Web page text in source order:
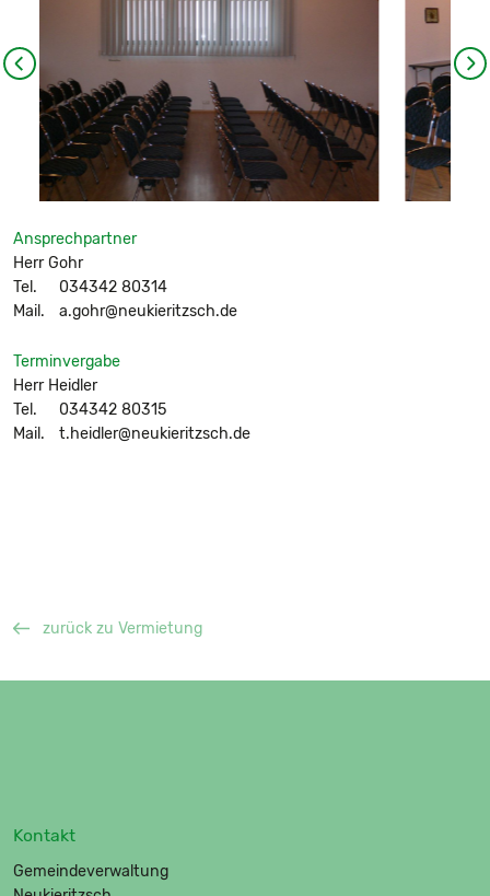
Ansprechpartner
Herr Gohr
Tel.
034342 80314
Mail.
a.gohr@neukieritzsch.de
Terminvergabe
Herr Heidler
Tel.
034342 80315
Mail.
t.heidler@neukieritzsch.de
zurück zu Vermietung
Kontakt
Gemeindeverwaltung